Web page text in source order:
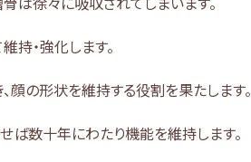
持・強化します。
顔の形状を維持する役割を果たします。
ば数十年にわたり機能を維持します。